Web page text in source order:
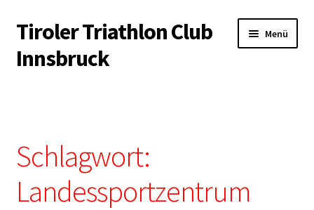
Zur
Navigation
springen
Zum
Inhalt
springen
Tiroler Triathlon Club
Innsbruck
Menü
Der Verein
Trainingsangebot
Schlagwort:
Landessportzentrum